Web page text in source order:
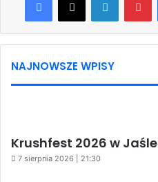
NAJNOWSZE WPISY
Krushfest 2026 w Jaśle
7 sierpnia 2026 | 21:30